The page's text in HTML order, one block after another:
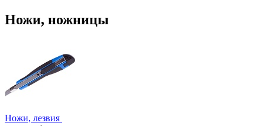
Ножи, ножницы
Ножи, лезвия